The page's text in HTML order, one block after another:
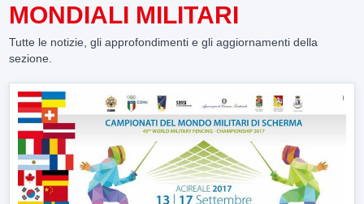
MONDIALI MILITARI
Tutte le notizie, gli approfondimenti e gli aggiornamenti della
sezione.